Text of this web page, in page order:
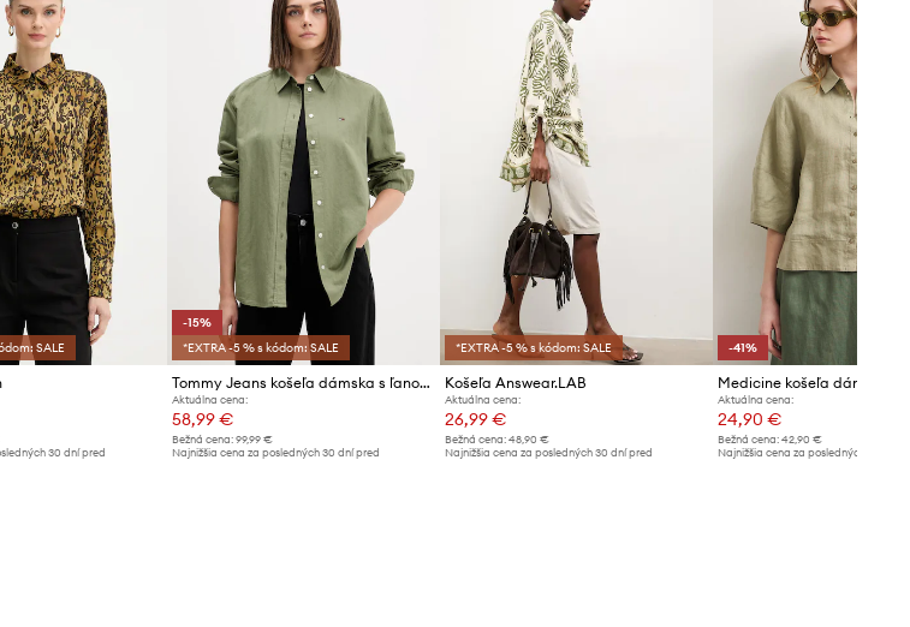
SALE
30 dní pred
-15%
*EXTRA -5 % s kódom: SALE
Tommy Jeans košeľa dámska s ľanom
Aktuálna cena:
58,99 €
Bežná cena: 99,99 €
Najnižšia cena za posledných 30 dní pred
*EXTRA -5 % s kódom: SALE
Košeľa Answear.LAB
Aktuálna cena:
26,99 €
Bežná cena:48,90 €
Najnižšia cena za posledných 30 dní pred
-41%
Medicine košeľa dámska
Aktuálna cena:
24,90 €
Bežná cena: 42,90 €
Najnižšia cena za posledných 30 dní